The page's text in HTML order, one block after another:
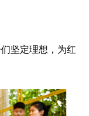
坚定理想，为红